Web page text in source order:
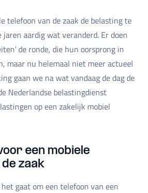
telefoon van de zaak de belasting te
aardig wat veranderd. Er doen
de ronde, die hun oorsprong in
maar nu helemaal niet meer actueel
gaan we na wat vandaag de dag de
Nederlandse belastingdienst
op een zakelijk mobiel
een mobiele
zaak
gaat om een telefoon van een